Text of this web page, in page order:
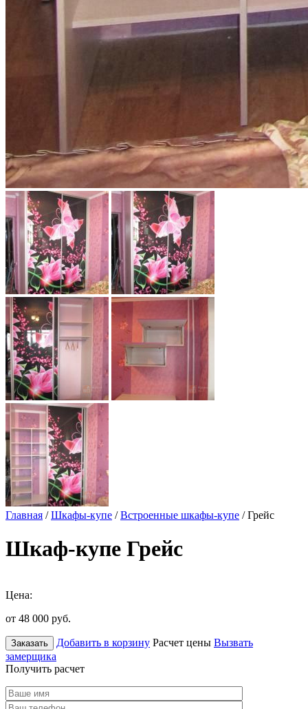
Главная /Шкафы-купе /Встроенные шкафы-купе / Грейс
Шкаф-купе Грейс
Цена:
от 48 000 руб.
Заказать Добавить в корзину Расчет цены Вызвать
замерщика
Получить расчет